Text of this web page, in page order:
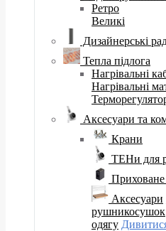
Ретро
Великі
Дизайнерські
Тепла підлога
Нагрівальні
Нагрівальні
Аксесуари та
Крани
ТЕНи для
Аксесуари
рушникосушок
одягу